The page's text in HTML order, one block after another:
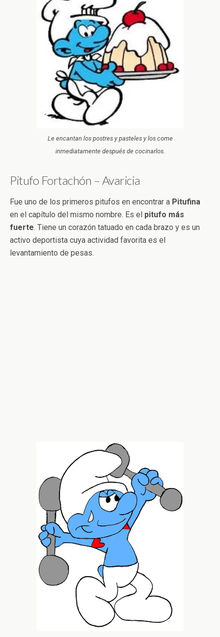
Le encantan los postres y pasteles y los come
inmediatamente después de cocinarlos.
Pitufo Fortachón – Avaricia
Fue uno de los primeros pitufos en encontrar a Pitufina
en el capítulo del mismo nombre. Es el pitufo más
fuerte. Tiene un corazón tatuado en cada brazo y es un
activo deportista cuya actividad favorita es el
levantamiento de pesas.